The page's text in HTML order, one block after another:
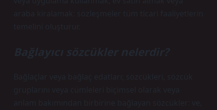
araba kiralamak: sözleşmeler tüm ticari faaliyetlerin
temelini oluşturur.
Bağlayıcı sözcükler nelerdir?
Bağlaçlar veya bağlaç edatları; sözcükleri, sözcük
gruplarını veya cümleleri biçimsel olarak veya
anlam bakımından birbirine bağlayan sözcükler: ve,